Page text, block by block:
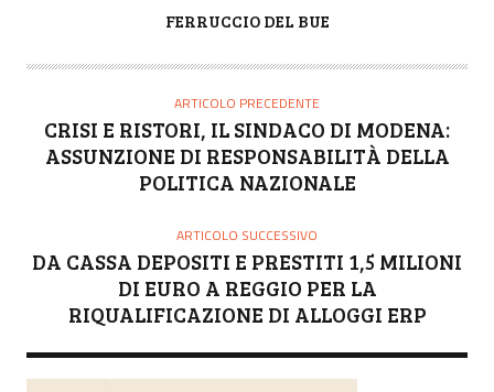
T
FERRUCCIO DEL BUE
ARTICOLO PRECEDENTE
CRISI E RISTORI, IL SINDACO DI MODENA:
ASSUNZIONE DI RESPONSABILITÀ DELLA
POLITICA NAZIONALE
ARTICOLO SUCCESSIVO
DA CASSA DEPOSITI E PRESTITI 1,5 MILIONI
DI EURO A REGGIO PER LA
RIQUALIFICAZIONE DI ALLOGGI ERP